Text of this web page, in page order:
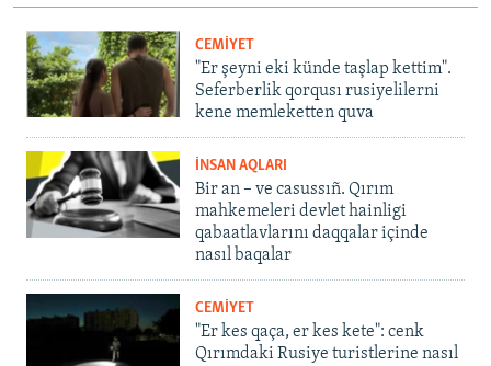
CEMİYET
"Er şeyni eki künde taşlap kettim".
Seferberlik qorqusı rusiyelilerni
kene memleketten quva
İNSAN AQLARI
Bir an – ve casussıñ. Qırım
mahkemeleri devlet hainligi
qabaatlavlarını daqqalar içinde
nasıl baqalar
CEMİYET
"Er kes qaça, er kes kete": cenk
Qırımdaki Rusiye turistlerine nasıl